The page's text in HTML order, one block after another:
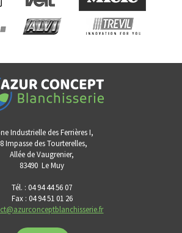
Industrielle des Ferrières I,
Impasse des Tourterelles,
Allée de Vaugrenier,
83490 Le Muy
Tél. : 04 94 44 56 07
Fax : 04 94 51 01 26